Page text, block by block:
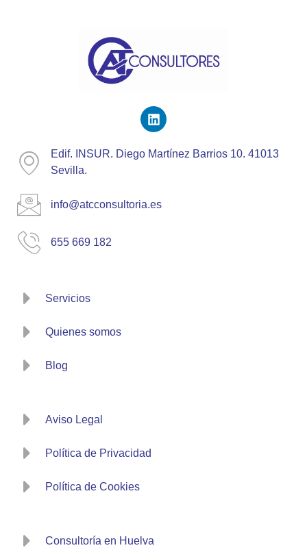
Edif. INSUR. Diego Martínez Barrios 10. 41013
Sevilla.
info@atcconsultoria.es
655 669 182
Servicios
Quienes somos
Blog
Aviso Legal
Política de Privacidad
Política de Cookies
Consultoría en Huelva